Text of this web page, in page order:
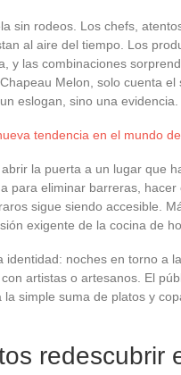
sin rodeos. Los chefs,
al aire del tiempo. Los
y las combinaciones
Melon, solo cuenta el
eslogan, sino una evidencia.
tendencia en el mundo
la puerta a un lugar que
para eliminar barreras,
sigue siendo accesible.
exigente de la cocina de
noches en torno a
artistas o artesanos. El
simple suma de platos y
redescubrir